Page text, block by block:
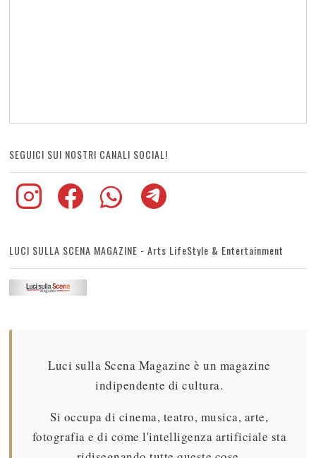
SEGUICI SUI NOSTRI CANALI SOCIAL!
LUCI SULLA SCENA MAGAZINE - Arts LifeStyle & Entertainment
Luci sulla Scena Magazine è un magazine
indipendente di cultura.
Si occupa di cinema, teatro, musica, arte,
fotografia e di come l'intelligenza artificiale sta